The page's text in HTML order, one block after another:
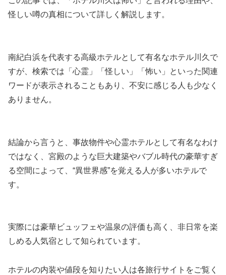
怪しい噂の真相について詳しく解説します。
南紀白浜を代表する高級ホテルとして有名なホテル川久で
すが、検索では「心霊」「怪しい」「怖い」といった関連
ワードが表示されることもあり、不安に感じる人も少なく
ありません。
結論から言うと、事故物件や心霊ホテルとして有名なわけ
ではなく、宮殿のような巨大建築やバブル時代の豪華すぎ
る空間によって、“異世界感”を覚える人が多いホテルで
す。
実際には豪華ビュッフェや温泉の評価も高く、非日常を楽
しめる人気宿として知られています。
ホテルの内装や値段を知りたい人は各旅行サイトをご覧く